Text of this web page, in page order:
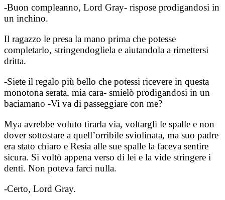
-Buon compleanno, Lord Gray- rispose prodigandosi in
un inchino.
Il ragazzo le presa la mano prima che potesse
completarlo, stringendogliela e aiutandola a rimettersi
dritta.
-Siete il regalo più bello che potessi ricevere in questa
monotona serata, mia cara- smielò prodigandosi in un
baciamano -Vi va di passeggiare con me?
Mya avrebbe voluto tirarla via, voltargli le spalle e non
dover sottostare a quell’orribile sviolinata, ma suo padre
era stato chiaro e Resia alle sue spalle la faceva sentire
sicura. Si voltò appena verso di lei e la vide stringere i
denti. Non poteva farci nulla.
-Certo, Lord Gray.